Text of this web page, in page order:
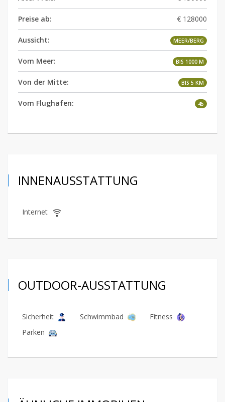
Preise ab: € 128000
Aussicht: MEER/BERG
Vom Meer: BIS 1000 M
Von der Mitte: BIS 5 KM
Vom Flughafen: 45
INNENAUSSTATTUNG
Internet
OUTDOOR-AUSSTATTUNG
Sicherheit Schwimmbad
Fitness
Parken